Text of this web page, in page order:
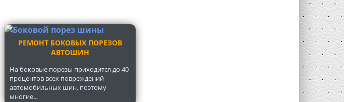
РЕМОНТ БОКОВЫХ ПОРЕЗОВ
АВТОШИН
На боковые порезы приходится до 40
процентов всех повреждений
автомобильных шин, поэтому
многие...